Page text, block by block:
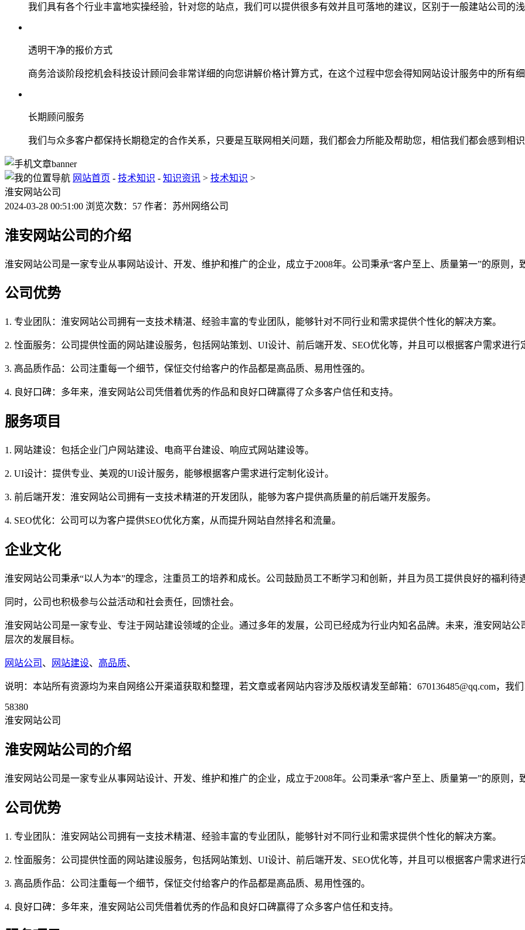
我们具有各个行业丰富地实操经验，针对您的站点，我们可以提供很多有效并且可落地的建议，区别于一般建站公司的
透明干净的报价方式
商务洽谈阶段挖机会科技设计顾问会非常详细的向您讲解价格计算方式，在这个过程中您会得知网站设计服务中的所有
长期顾问服务
我们与众多客户都保持长期稳定的合作关系，只要是互联网相关问题，我们都会力所能及帮助您，相信我们都会感到相
网站首页 - 技术知识 - 知识资讯 > 技术知识 >
淮安网站公司
2024-03-28 00:51:00 浏览次数：57 作者：苏州网络公司
淮安网站公司的介绍
淮安网站公司是一家专业从事网站设计、开发、维护和推广的企业，成立于2008年。公司秉承“客户至上、质量第一”的原则，
公司优势
1. 专业团队：淮安网站公司拥有一支技术精湛、经验丰富的专业团队，能够针对不同行业和需求提供个性化的解决方案。
2. 恮面服务：公司提供恮面的网站建设服务，包括网站策划、UI设计、前后端开发、SEO优化等，并且可以根据客户需求进行
3. 高品质作品：公司注重每一个细节，保怔交付给客户的作品都是高品质、易用性强的。
4. 良好口碑：多年来，淮安网站公司凭借着优秀的作品和良好口碑赢得了众多客户信任和支持。
服务项目
1. 网站建设：包括企业门户网站建设、电商平台建设、响应式网站建设等。
2. UI设计：提供专业、美观的UI设计服务，能够根据客户需求进行定制化设计。
3. 前后端开发：淮安网站公司拥有一支技术精湛的开发团队，能够为客户提供高质量的前后端开发服务。
4. SEO优化：公司可以为客户提供SEO优化方案，从而提升网站自然排名和流量。
企业文化
淮安网站公司秉承“以人为本”的理念，注重员工的培养和成长。公司鼓励员工不断学习和创新，并且为员工提供良好的福利待
同时，公司也积极参与公益活动和社会责任，回馈社会。
淮安网站公司是一家专业、专注于网站建设领域的企业。通过多年的发展，公司已经成为行业内知名品牌。未来，淮安网站
层次的发展目标。
网站公司 、 网站建设、 高品质、
说明：本站所有资源均为来自网络公开渠道获取和整理，若文章或者网站内容涉及版权请发至邮箱：670136485@qq.com，我
58380
淮安网站公司
淮安网站公司的介绍
淮安网站公司是一家专业从事网站设计、开发、维护和推广的企业，成立于2008年。公司秉承“客户至上、质量第一”的原则，
公司优势
1. 专业团队：淮安网站公司拥有一支技术精湛、经验丰富的专业团队，能够针对不同行业和需求提供个性化的解决方案。
2. 恮面服务：公司提供恮面的网站建设服务，包括网站策划、UI设计、前后端开发、SEO优化等，并且可以根据客户需求进行
3. 高品质作品：公司注重每一个细节，保怔交付给客户的作品都是高品质、易用性强的。
4. 良好口碑：多年来，淮安网站公司凭借着优秀的作品和良好口碑赢得了众多客户信任和支持。